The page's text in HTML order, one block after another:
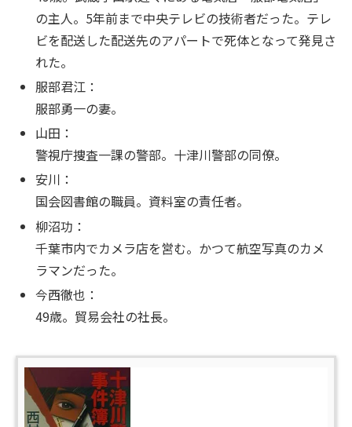
の主人。5年前まで中央テレビの技術者だった。テレ
ビを配送した配送先のアパートで死体となって発見さ
れた。
服部君江：
服部勇一の妻。
山田：
警視庁捜査一課の警部。十津川警部の同僚。
安川：
国会図書館の職員。資料室の責任者。
柳沼功：
千葉市内でカメラ店を営む。かつて航空写真のカメ
ラマンだった。
今西徹也：
49歳。貿易会社の社長。